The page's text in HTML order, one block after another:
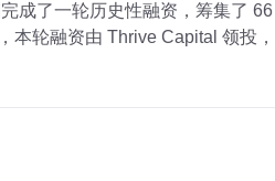
成了一轮历史性融资，筹集了
金融时报》报道，本轮融资由 Thrive Capital